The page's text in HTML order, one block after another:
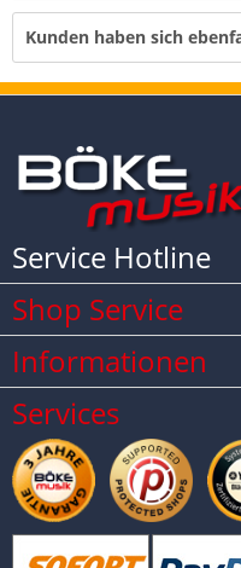
Kunden haben sich
Service Hotline
Shop Service
Informationen
Services